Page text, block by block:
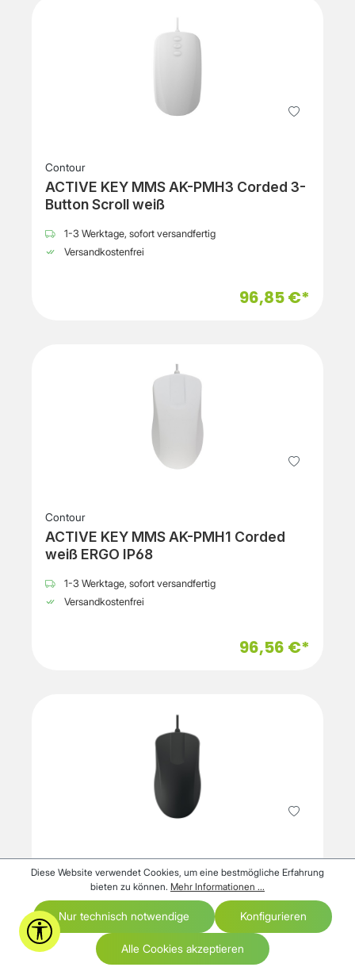
Contour
ACTIVE KEY MMS AK-PMH3 Corded 3-
Button Scroll weiß
1-3 Werktage, sofort versandfertig
Versandkostenfrei
96,85 €*
Contour
ACTIVE KEY MMS AK-PMH1 Corded
weiß ERGO IP68
1-3 Werktage, sofort versandfertig
Versandkostenfrei
96,56 €*
Contour
ACTIVE KEY Hygiene Mouse with Scroll
Sensor Fully Se
1-3 Werktage, sofort versandfertig
Versandkostenfrei
Werkzeugleiste anzeigen
Diese Website verwendet Cookies, um eine bestmögliche Erfahrung
bieten zu können. Mehr Informationen ...
Nur technisch notwendige Konfigurieren
Alle Cookies akzeptieren